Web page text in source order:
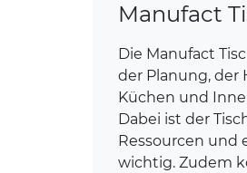
Manufact
Die Manufact
der Planung, der
Küchen und
Dabei ist der
Ressourcen und
wichtig. Zudem